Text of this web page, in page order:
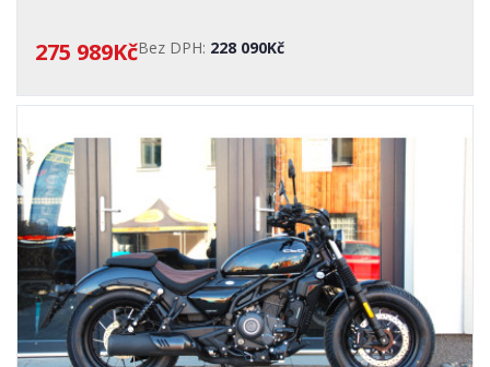
275 989KčBez DPH: 228 090Kč